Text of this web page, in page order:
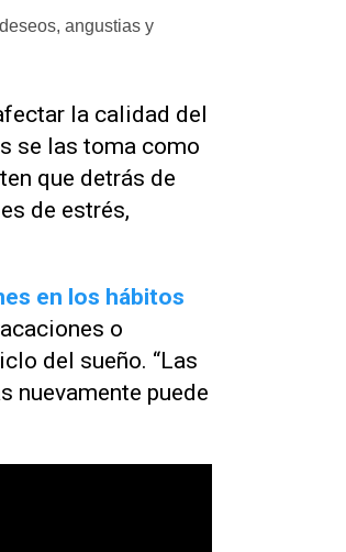
angustias y
la calidad del
se las toma como
que detrás de
de estrés,
en los hábitos
o
del sueño. “Las
nuevamente puede